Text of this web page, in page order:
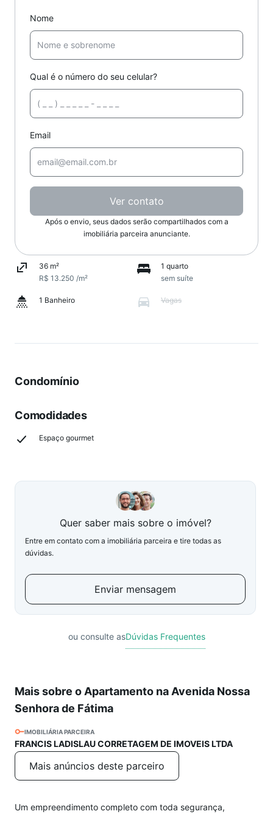
Nome
Qual é o número do seu celular?
Email
Ver contato
Após o envio, seus dados serão compartilhados com a
imobiliária parceira anunciante.
36 m²
R$ 13.250 /m²
1 quarto
sem suíte
1 Banheiro Vagas
Condomínio
Comodidades
Espaço gourmet
Quer saber mais sobre o imóvel?
Entre em contato com a imobiliária parceira e tire todas as
dúvidas.
Enviar mensagem
ou consulte asDúvidas Frequentes
Mais sobre o Apartamento na Avenida Nossa
Senhora de Fátima
IMOBILIÁRIA PARCEIRA
FRANCIS LADISLAU CORRETAGEM DE IMOVEIS LTDA
Mais anúncios deste parceiro
Um empreendimento completo com toda segurança,